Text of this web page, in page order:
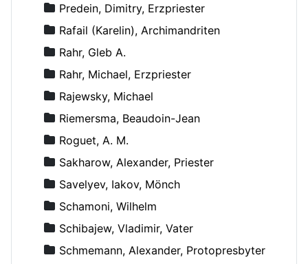
Predein, Dimitry, Erzpriester
Rafail (Karelin), Archimandriten
Rahr, Gleb A.
Rahr, Michael, Erzpriester
Rajewsky, Michael
Riemersma, Beaudoin-Jean
Roguet, A. M.
Sakharow, Alexander, Priester
Savelyev, Iakov, Mönch
Schamoni, Wilhelm
Schibajew, Vladimir, Vater
Schmemann, Alexander, Protopresbyter